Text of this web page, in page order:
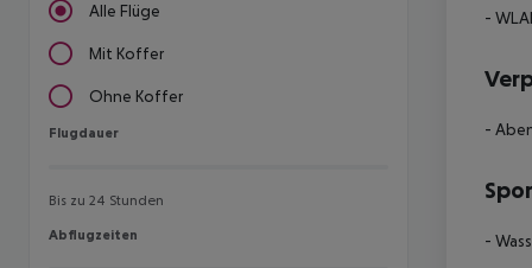
Alle Flüge
Mit Koffer
Ohne Koffer
Flugdauer
Flugdauer
Bis zu 24 Stunden
Abflugzeiten
Abflugzeiten
-
-
-